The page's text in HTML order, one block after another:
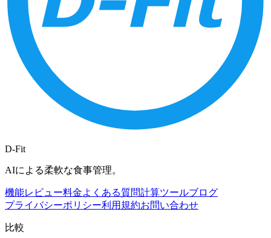
D-Fit
AIによる柔軟な食事管理。
機能レビュー料金よくある質問計算ツールブログ
プライバシーポリシー利用規約お問い合わせ
比較